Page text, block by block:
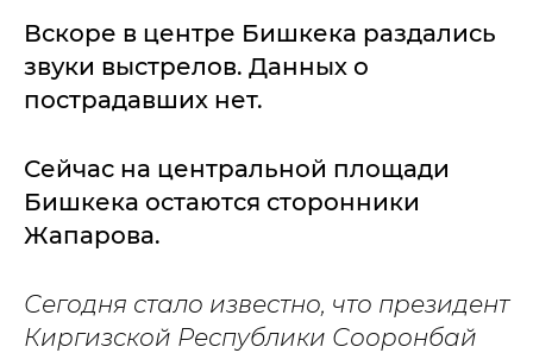
Вскоре в центре Бишкека раздались
звуки выстрелов. Данных о
пострадавших нет.
Сейчас на центральной площади
Бишкека остаются сторонники
Жапарова.
Сегодня стало известно, что президент
Киргизской Республики Сооронбай